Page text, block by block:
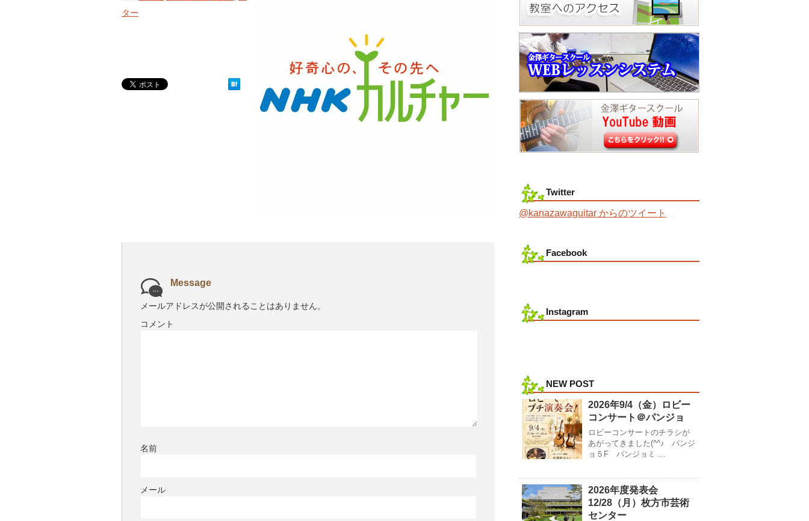
ター
Message
メールアドレスが公開されることはありません。
コメント
名前
メール
Twitter
@kanazawaguitar からのツイート
Facebook
Instagram
NEW POST
2026年9/4（金）ロビー
コンサート＠パンジョ
ロビーコンサートのチラシが
あがってきました(^^♪ パンジ
ョ５F パンジョミ …
2026年度発表会
12/28（月）枚方市芸術
センター